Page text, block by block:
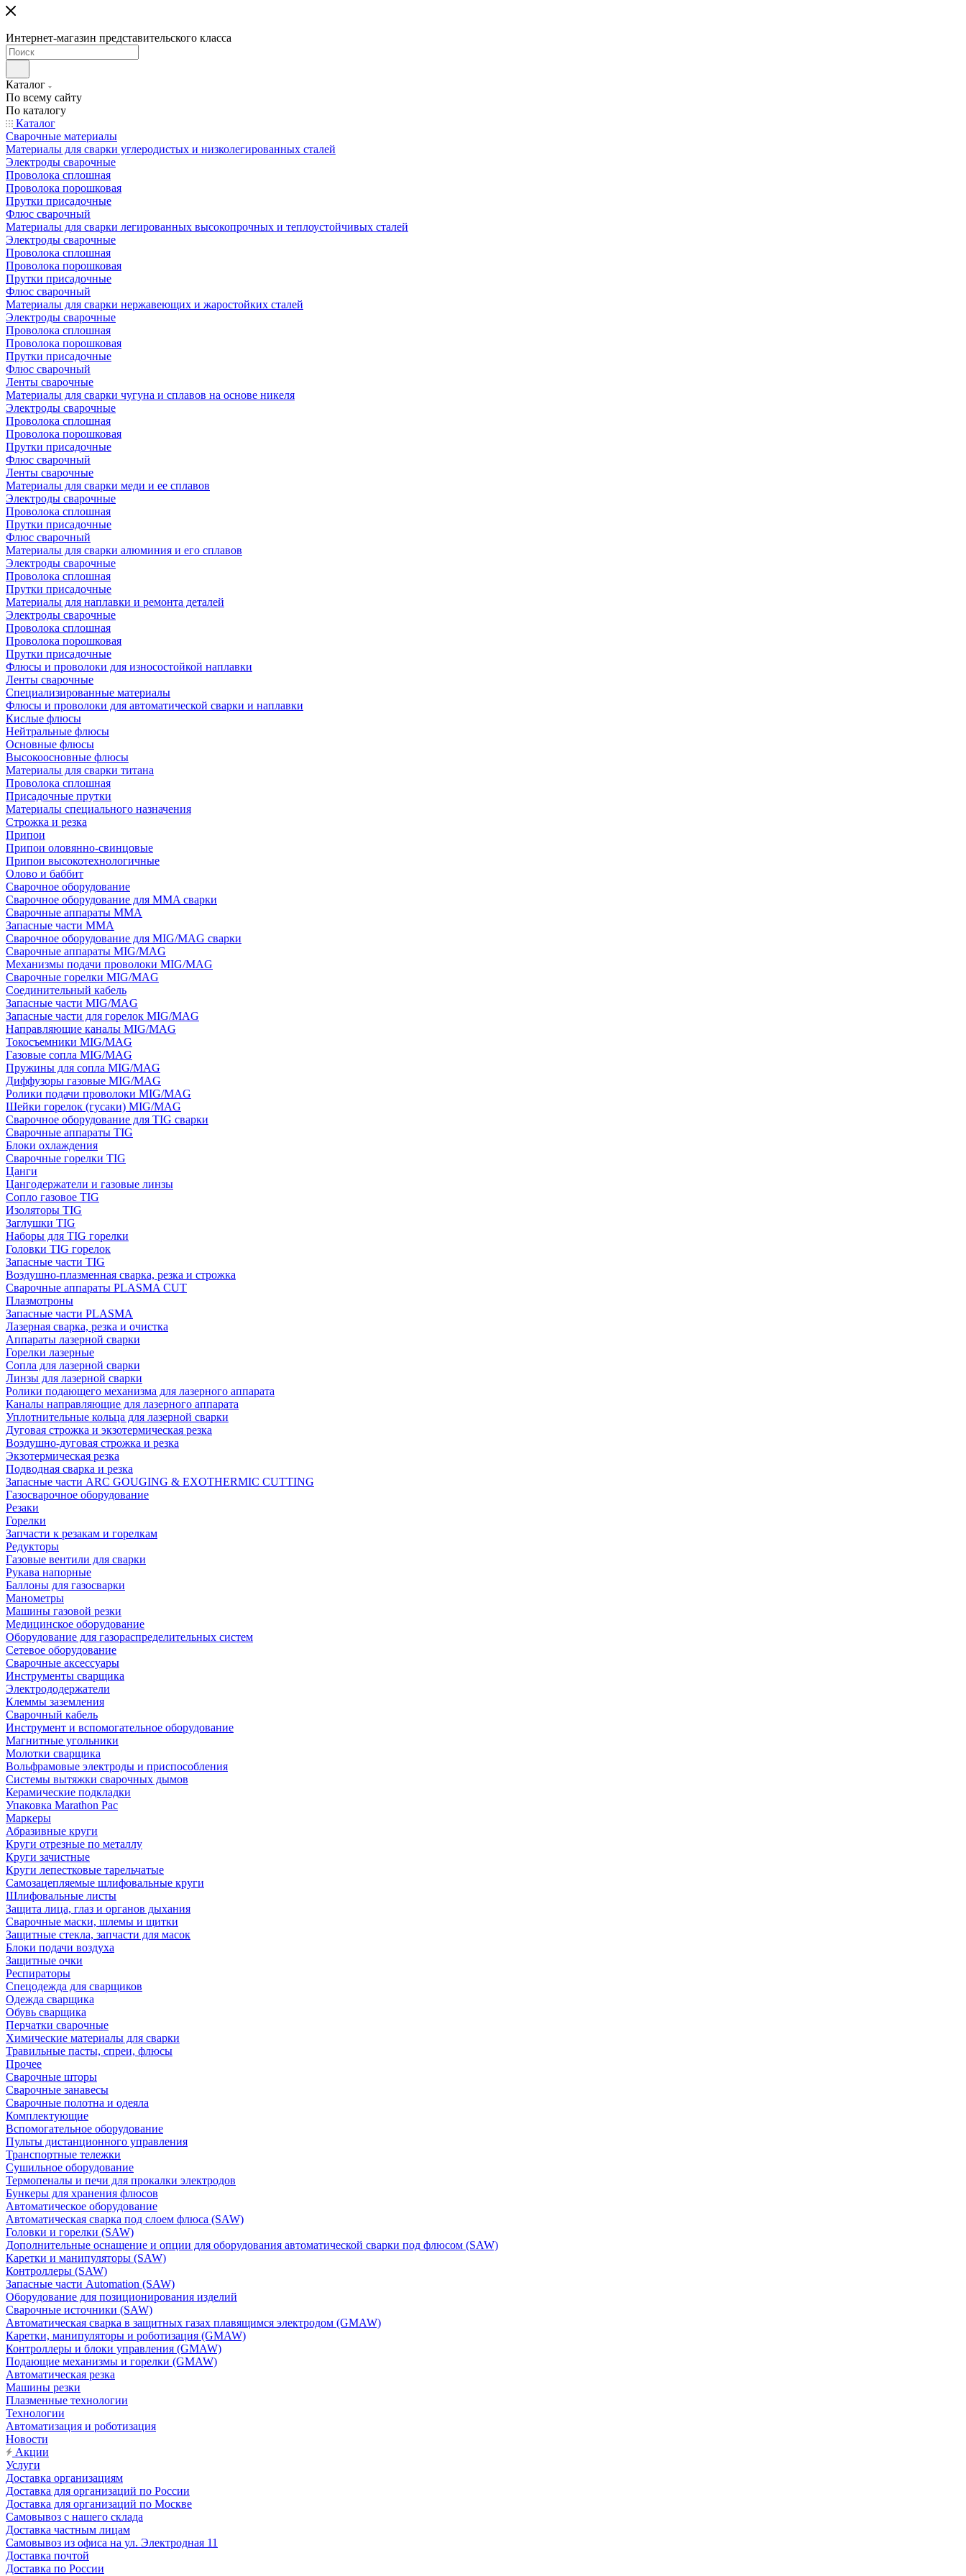
Интернет-магазин представительского класса
Каталог
По всему сайту
По каталогу
Каталог
Сварочные материалы
Материалы для сварки углеродистых и низколегированных сталей
Электроды сварочные
Проволока сплошная
Проволока порошковая
Прутки присадочные
Флюс сварочный
Материалы для сварки легированных высокопрочных и теплоустойчивых сталей
Электроды сварочные
Проволока сплошная
Проволока порошковая
Прутки присадочные
Флюс сварочный
Материалы для сварки нержавеющих и жаростойких сталей
Электроды сварочные
Проволока сплошная
Проволока порошковая
Прутки присадочные
Флюс сварочный
Ленты сварочные
Материалы для сварки чугуна и сплавов на основе никеля
Электроды сварочные
Проволока сплошная
Проволока порошковая
Прутки присадочные
Флюс сварочный
Ленты сварочные
Материалы для сварки меди и ее сплавов
Электроды сварочные
Проволока сплошная
Прутки присадочные
Флюс сварочный
Материалы для сварки алюминия и его сплавов
Электроды сварочные
Проволока сплошная
Прутки присадочные
Материалы для наплавки и ремонта деталей
Электроды сварочные
Проволока сплошная
Проволока порошковая
Прутки присадочные
Флюсы и проволоки для износостойкой наплавки
Ленты сварочные
Специализированные материалы
Флюсы и проволоки для автоматической сварки и наплавки
Кислые флюсы
Нейтральные флюсы
Основные флюсы
Высокоосновные флюсы
Материалы для сварки титана
Проволока сплошная
Присадочные прутки
Материалы специального назначения
Строжка и резка
Припои
Припои оловянно-свинцовые
Припои высокотехнологичные
Олово и баббит
Сварочное оборудование
Сварочное оборудование для MMA сварки
Сварочные аппараты MMA
Запасные части MMA
Сварочное оборудование для MIG/MAG сварки
Сварочные аппараты MIG/MAG
Механизмы подачи проволоки MIG/MAG
Сварочные горелки MIG/MAG
Соединительный кабель
Запасные части MIG/MAG
Запасные части для горелок MIG/MAG
Направляющие каналы MIG/MAG
Токосъемники MIG/MAG
Газовые сопла MIG/MAG
Пружины для сопла MIG/MAG
Диффузоры газовые MIG/MAG
Ролики подачи проволоки MIG/MAG
Шейки горелок (гусаки) MIG/MAG
Сварочное оборудование для TIG сварки
Сварочные аппараты TIG
Блоки охлаждения
Сварочные горелки TIG
Цанги
Цангодержатели и газовые линзы
Сопло газовое TIG
Изоляторы TIG
Заглушки TIG
Наборы для TIG горелки
Головки TIG горелок
Запасные части TIG
Воздушно-плазменная сварка, резка и строжка
Сварочные аппараты PLASMA CUT
Плазмотроны
Запасные части PLASMA
Лазерная сварка, резка и очистка
Аппараты лазерной сварки
Горелки лазерные
Сопла для лазерной сварки
Линзы для лазерной сварки
Ролики подающего механизма для лазерного аппарата
Каналы направляющие для лазерного аппарата
Уплотнительные кольца для лазерной сварки
Дуговая строжка и экзотермическая резка
Воздушно-дуговая строжка и резка
Экзотермическая резка
Подводная сварка и резка
Запасные части ARC GOUGING & EXOTHERMIC CUTTING
Газосварочное оборудование
Резаки
Горелки
Запчасти к резакам и горелкам
Редукторы
Газовые вентили для сварки
Рукава напорные
Баллоны для газосварки
Манометры
Машины газовой резки
Медицинское оборудование
Оборудование для газораспределительных систем
Сетевое оборудование
Сварочные аксессуары
Инструменты сварщика
Электрододержатели
Клеммы заземления
Сварочный кабель
Инструмент и вспомогательное оборудование
Магнитные угольники
Молотки сварщика
Вольфрамовые электроды и приспособления
Системы вытяжки сварочных дымов
Керамические подкладки
Упаковка Marathon Pac
Маркеры
Абразивные круги
Круги отрезные по металлу
Круги зачистные
Круги лепестковые тарельчатые
Самозацепляемые шлифовальные круги
Шлифовальные листы
Защита лица, глаз и органов дыхания
Сварочные маски, шлемы и щитки
Защитные стекла, запчасти для масок
Блоки подачи воздуха
Защитные очки
Респираторы
Спецодежда для сварщиков
Одежда сварщика
Обувь сварщика
Перчатки сварочные
Химические материалы для сварки
Травильные пасты, спреи, флюсы
Прочее
Сварочные шторы
Сварочные занавесы
Сварочные полотна и одеяла
Комплектующие
Вспомогательное оборудование
Пульты дистанционного управления
Транспортные тележки
Сушильное оборудование
Термопеналы и печи для прокалки электродов
Бункеры для хранения флюсов
Автоматическое оборудование
Автоматическая сварка под слоем флюса (SAW)
Головки и горелки (SAW)
Дополнительные оснащение и опции для оборудования автоматической сварки под флюсом (SAW)
Каретки и манипуляторы (SAW)
Контроллеры (SAW)
Запасные части Automation (SAW)
Оборудование для позиционирования изделий
Сварочные источники (SAW)
Автоматическая сварка в защитных газах плавящимся электродом (GMAW)
Каретки, манипуляторы и роботизация (GMAW)
Контроллеры и блоки управления (GMAW)
Подающие механизмы и горелки (GMAW)
Автоматическая резка
Машины резки
Плазменные технологии
Технологии
Автоматизация и роботизация
Новости
Акции
Услуги
Доставка организациям
Доставка для организаций по России
Доставка для организаций по Москве
Самовывоз с нашего склада
Доставка частным лицам
Самовывоз из офиса на ул. Электродная 11
Доставка почтой
Доставка по России